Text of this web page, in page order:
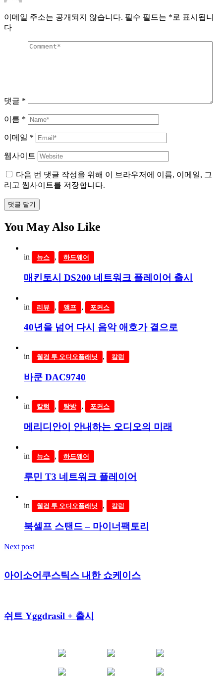
이메일 주소는 공개되지 않습니다. 필수 필드는 *로 표시됩니
다
댓글 *
이름 *
이메일 *
웹사이트
다음 번 댓글 작성을 위해 이 브라우저에 이름, 이메일, 그
리고 웹사이트를 저장합니다.
댓글 달기
You May Also Like
in 뉴스 , 하드웨어
매킨토시 DS200 네트워크 플레이어 출시
in 리뷰 , 앰프 , 포커스
40년을 넘어 다시 음악 애호가 곁으로
in 웰컴 투 오디오플래닛 , 칼럼
바쿤 DAC9740
in 칼럼 , 탐방 , 포커스
메리디안이 안내하는 오디오의 미래
in 뉴스 , 하드웨어
루민 T3 네트워크 플레이어
in 웰컴 투 오디오플래닛 , 칼럼
북셀프 스탠드 – 마이너팩토리
Next post
아이소어쿠스틱스 내한 쇼케이스
쉬트 Yggdrasil + 출시